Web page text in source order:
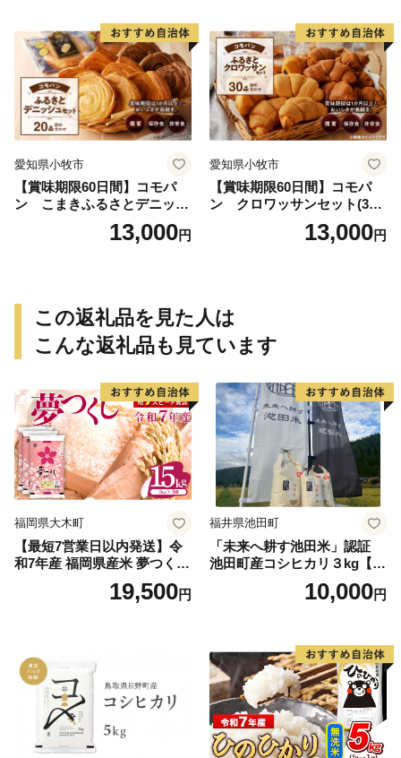
愛知県小牧市
【賞味期限60日間】コモパ
ン こまきふるさとデニッシ
ュセット（20個入り）／災害
用備蓄 保存食 非常食 防災グ
13,000円
愛知県小牧市
【賞味期限60日間】コモパ
ン クロワッサンセット(30
個入り)／災害用備蓄 保存食
非常食 防災グッズにも
13,000円
この返礼品を見た人は
こんな返礼品も見ています
福岡県大木町
【最短7営業日以内発送】令
和7年産 福岡県産米 夢つくし
15kg 精米 ※北海道・沖縄・
19,500円
福井県池田町
「未来へ耕す池田米」認証
池田町産コシヒカリ３kg【お
1人様につき３セットまで】
10,000円